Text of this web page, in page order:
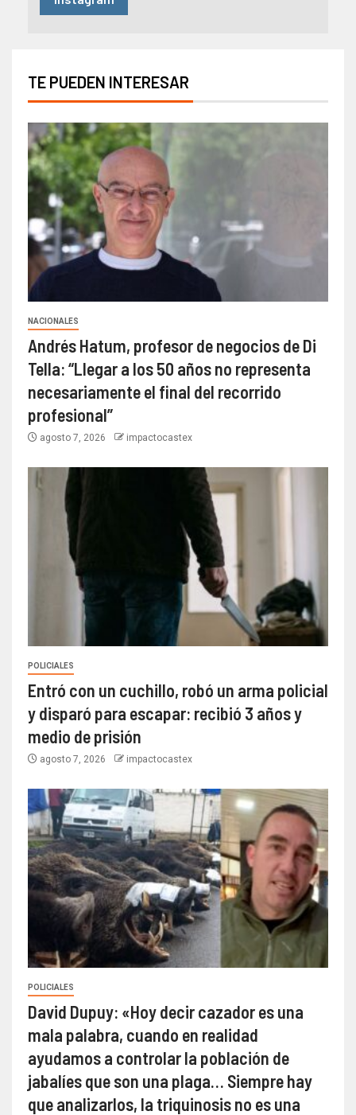
TE PUEDEN INTERESAR
NACIONALES
Andrés Hatum, profesor de negocios de Di
Tella: “Llegar a los 50 años no representa
necesariamente el final del recorrido
profesional”
agosto 7, 2026 impactocastex
POLICIALES
Entró con un cuchillo, robó un arma policial
y disparó para escapar: recibió 3 años y
medio de prisión
agosto 7, 2026 impactocastex
POLICIALES
David Dupuy: «Hoy decir cazador es una
mala palabra, cuando en realidad
ayudamos a controlar la población de
jabalíes que son una plaga… Siempre hay
que analizarlos, la triquinosis no es una